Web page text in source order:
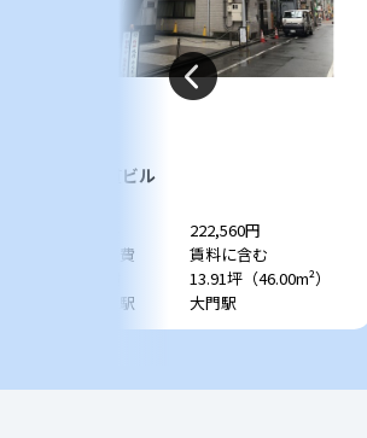
大貫ビル
222,560円
共益費
賃料に含む
13.91坪（46.00m²）
最寄駅
大門駅